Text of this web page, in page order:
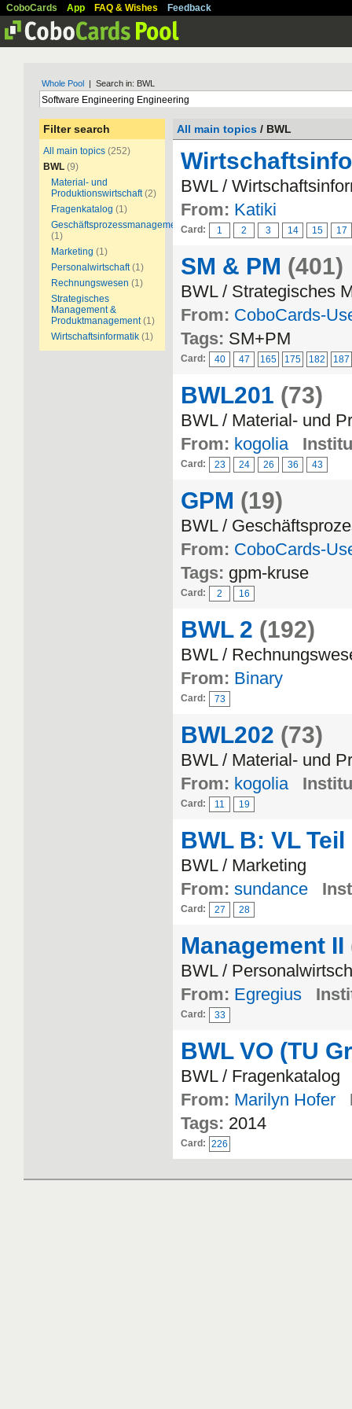
CoboCards App FAQ & Wishes Feedback
Whole Pool | Search in: BWL
Filter search
All main topics (252)
BWL (9)
Material- und
Produktionswirtschaft (2)
Fragenkatalog (1)
Geschäftsprozessmanagement
(1)
Marketing (1)
Personalwirtschaft (1)
Rechnungswesen (1)
Strategisches
Management &
Produktmanagement (1)
Wirtschaftsinformatik (1)
All main topics / BWL
BWL /
From: Katiki
Card: 1 2 3 14 15 17
SM & PM (401)
BWL / Strategisches
From: CoboCards-
Tags: SM+PM
Card: 40 47 165 175 182 187
BWL201 (73)
BWL / Material- und
From: kogolia
Card: 23 24 26 36 43
GPM (19)
BWL /
From: CoboCards-
Tags: gpm-kruse
Card: 2 16
BWL 2 (192)
BWL /
From: Binary
Card: 73
BWL202 (73)
BWL / Material- und
From: kogolia
Card: 11 19
BWL B: VL Teil
BWL / Marketing
From: sundance
Card: 27 28
Management II
BWL /
From: Egregius
Card: 33
BWL VO (TU
BWL / Fragenkatalog
From: Marilyn Hofer
Tags: 2014
Card: 226